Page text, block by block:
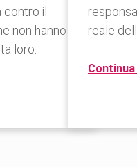
il
non hanno
loro.
reale